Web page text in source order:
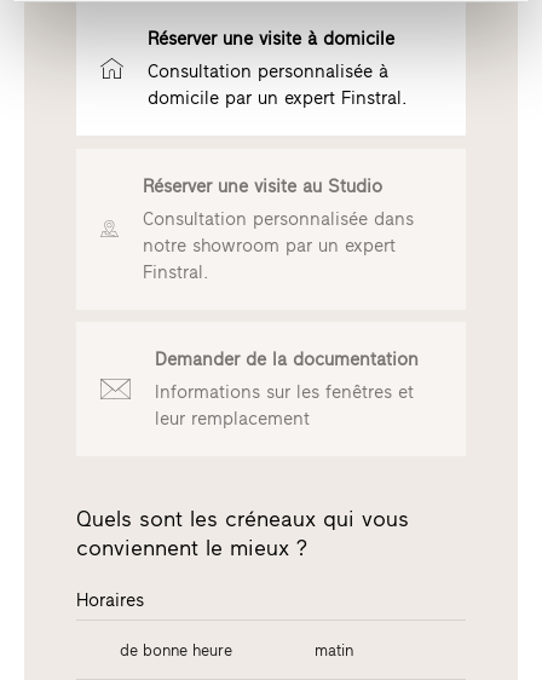
Réserver une visite à domicile
Consultation personnalisée à
domicile par un expert Finstral.
Réserver une visite au Studio
Consultation personnalisée dans
notre showroom par un expert
Finstral.
Demander de la documentation
Informations sur les fenêtres et
leur remplacement
Quels sont les créneaux qui vous
conviennent le mieux ?
Horaires
de bonne heure matin